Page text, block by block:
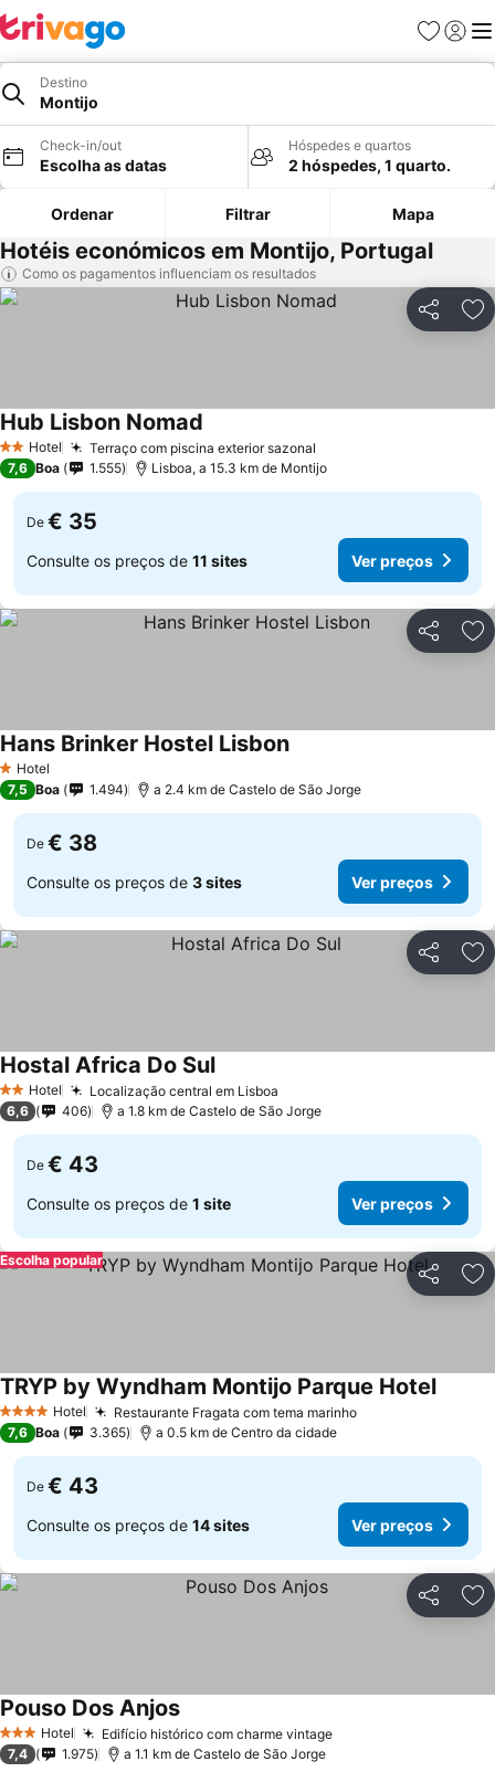
Favoritos
Iniciar
Destino
Montijo
Check-in/out
Escolha as datas
Hóspedes e quartos
2 hóspedes, 1 quarto.
Ordenar Filtrar Mapa
Hotéis económicos em Montijo, Portugal
Como os pagamentos influenciam os resultados
Partilhar
2 Estrelas
Hotel Terraço com piscina exterior sazonal
Hub Lisbon Nomad
7,6 Boa 1.555 Lisboa, a 15.3 km de Montijo
De € 35
Consulte os preços de 11 sites Ver preços
Partilhar
1 Estrelas
Hotel
Hans Brinker Hostel Lisbon
7,5 Boa 1.494 a 2.4 km de Castelo de São Jorge
De € 38
Consulte os preços de 3 sites Ver preços
Partilhar
2 Estrelas
Hotel Localização central em Lisboa
Hostal Africa Do Sul
6,6 406 a 1.8 km de Castelo de São Jorge
De € 43
Consulte os preços de 1 site Ver preços
Partilhar
Escolha popular
4 EstrelasHotel Restaurante Fragata com tema marinho
TRYP by Wyndham Montijo Parque Hotel
7,6 Boa 3.365 a 0.5 km de Centro da cidade
De € 43
Consulte os preços de 14 sites Ver preços
Partilhar
3 EstrelasHotel Edifício histórico com charme vintage
Pouso Dos Anjos
7,4 1.975 a 1.1 km de Castelo de São Jorge